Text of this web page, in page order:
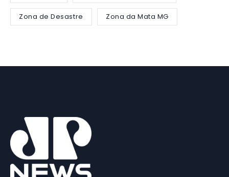
Zona de Desastre Zona da Mata MG